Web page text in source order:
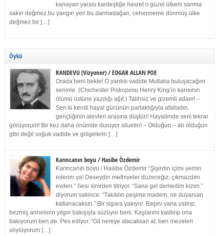
kanayan yarası kardeşliğe hasret o güzel ülkem sanma
sakın değmez bu yangın yeri bu darmadağan, cehenneme dönmüş ülke
değmez bir […]
Öykü
RANDEVU (Vizyoner) / EDGAR ALLAN POE
Orada beni bekle! O yankılı vadide Mutlaka buluşacağım
seninle. (Chichester Piskoposu Henry King’in karısının
ölümü üstüne yazdığı ağıt.) Talihsiz ve gizemli adam! –
Sen ki kendi hayal gücünün parlaklığıyla afalladın,
gençliğinin alevleri arasına düştün! Hayalimde seni tekrar
görüyorum! Bir kez daha önümde duruyor siluetin! – Olduğun – ah olduğun
gibi değil soğuk vadide ve gölgelerin […]
Karıncanın boyu / Hasibe Özdemir
Karıncanın boyu / Hasibe Özdemir “Şişirdin içimi yemin
ederim ya! Deseydin methiyeler düzeceğiz, çıkmazdım
evden.” Sesi sinirden titriyor. “Sana gel demedim kızım.”
diyorum sakince. “Takıldın peşime madem, ne duyarsan
katlanacaksın.” Bir sigara yakıyor. Başını yana yatırıp,
bezmiş annelerin yılgın bakışıyla süzüyor beni. Kaşlarımı kaldırıp ona
bakıyorum ben de. Pes ediyor. “Git nereye atacaksan at, ben mezeleri
söylüyorum […]